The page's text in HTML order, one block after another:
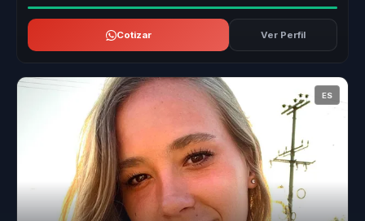
Cotizar Ver Perfil
ES